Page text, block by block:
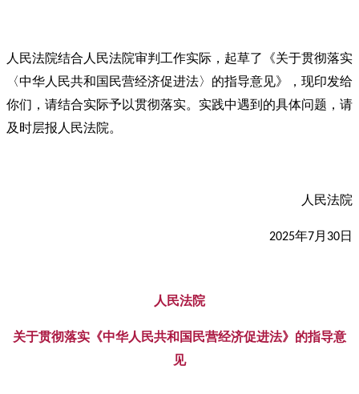
人民法院结合人民法院审判工作实际，起草了《关于贯彻落实
〈中华人民共和国民营经济促进法〉的指导意见》，现印发给
你们，请结合实际予以贯彻落实。实践中遇到的具体问题，请
及时层报人民法院。
人民法院
2025年7月 30日
人民法院
关于贯彻落实《中华人民共和国民营经济促进法》的指导意
见